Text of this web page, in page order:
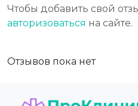
Чтобы добавить свой
авторизоваться на сайте.
Отзывов пока нет